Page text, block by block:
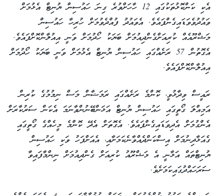
އެކި ކަންކޮޅުތަކުގައި 12 ހާހަށްވުރެ ގިނަ ހައުސިން ޔުނިޓް އެޅުމަށް
ވައުދުވެވަޑައިގެންފައެވެ. އެވައުދު ފުއްދެވުމަށް ހުރިހާ ހައުސިން
މަޝްރޫއެއް ކުރިއަށްގެންދިއުމަށް ބަޔަކު ހޯދުމަށް ވަނީ އިއުލާންކޮށްފައެވެ.
އެގޮތުން 57 ރަށެއްގައި ހައުސިން ޔުނިޓް އެޅުމަށް ވަނީ ބަޔަކު ހޯދުމަށް
އިއުލާންކޮށްފައެވެ.
ރައީސް ވިދާޅުވީ، ކޮންމެ ރަށެއްގައި ރަމަޟާން މަސް ނިމުމުގެ ކުރިން
އަމިއްލަ ގޯތީގައި ހައުސިން ޔުނިޓް އަޅަންބޭނުންވާނަމަ އެކަން ސަރުކާރަށް
އެންގުމަށް އެދިވަޑައިގެންފައެވެ. އެގޮތަށް އެދޭ ކޮންމެ މީހެއްގެ ގޯތީގައި
ގެއަޅާދިނުމަށް އިސްކަންދެއްވާނެކަމަށާއި، އެއަށްފަހު ވަކި ހައުސިން
ޔުނިޓްތައް އަޅާނީ އެ މަޝްރޫއު ކުރިއަށް ގެންދިއުމަށް ނިންމާފައިވާ
ސަރަހައްދުގައިކަމަށެވެ.